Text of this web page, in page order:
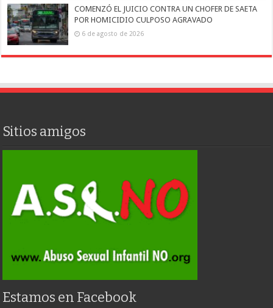
COMENZÓ EL JUICIO CONTRA UN CHOFER DE SAETA
POR HOMICIDIO CULPOSO AGRAVADO
6 de agosto de 2026
Sitios amigos
Estamos en Facebook